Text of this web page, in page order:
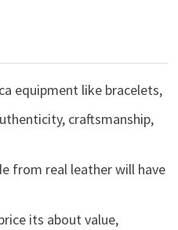
equipment like bracelets,
craftsmanship,
from real leather will have
its about value,